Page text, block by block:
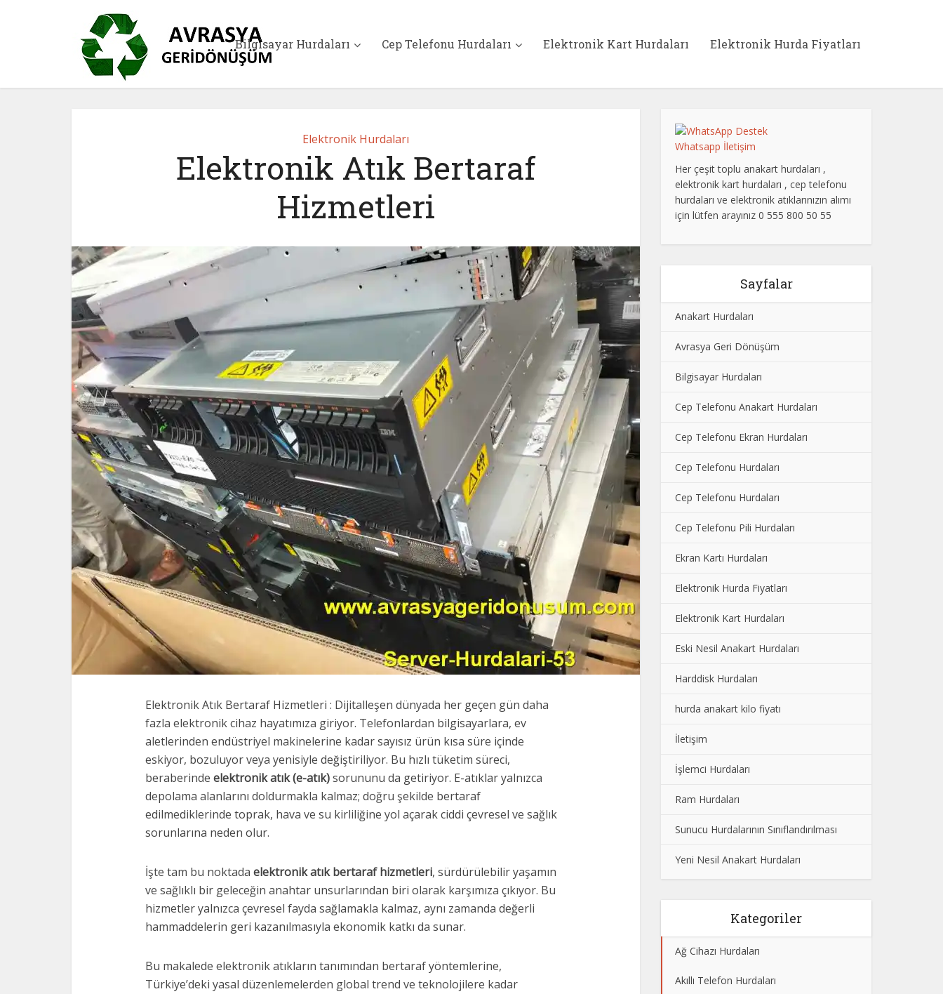
Bilgisayar Hurdaları Cep Telefonu Hurdaları Elektronik Kart Hurdaları Elektronik Hurda Fiyatları
Elektronik Hurdaları
Elektronik Atık Bertaraf
Hizmetleri
Elektronik Atık Bertaraf Hizmetleri : Dijitalleşen dünyada her geçen gün daha
fazla elektronik cihaz hayatımıza giriyor. Telefonlardan bilgisayarlara, ev
aletlerinden endüstriyel makinelerine kadar sayısız ürün kısa süre içinde
eskiyor, bozuluyor veya yenisiyle değiştiriliyor. Bu hızlı tüketim süreci,
beraberinde elektronik atık (e-atık)sorununu da getiriyor. E-atıklar yalnızca
depolama alanlarını doldurmakla kalmaz; doğru şekilde bertaraf
edilmediklerinde toprak, hava ve su kirliliğine yol açarak ciddi çevresel ve sağlık
sorunlarına neden olur.
İşte tam bu noktada elektronik atık bertaraf hizmetleri, sürdürülebilir yaşamın
ve sağlıklı bir geleceğin anahtar unsurlarından biri olarak karşımıza çıkıyor. Bu
hizmetler yalnızca çevresel fayda sağlamakla kalmaz, aynı zamanda değerli
hammaddelerin geri kazanılmasıyla ekonomik katkı da sunar.
Bu makalede elektronik atıkların tanımından bertaraf yöntemlerine,
Türkiye’deki yasal düzenlemelerden global trend ve teknolojilere kadar
Whatsapp İletişim
Her çeşit toplu anakart hurdaları ,
elektronik kart hurdaları , cep telefonu
hurdaları ve elektronik atıklarınızın alımı
için lütfen arayınız 0 555 800 50 55
Sayfalar
Anakart Hurdaları
Avrasya Geri Dönüşüm
Bilgisayar Hurdaları
Cep Telefonu Anakart Hurdaları
Cep Telefonu Ekran Hurdaları
Cep Telefonu Hurdaları
Cep Telefonu Hurdaları
Cep Telefonu Pili Hurdaları
Ekran Kartı Hurdaları
Elektronik Hurda Fiyatları
Elektronik Kart Hurdaları
Eski Nesil Anakart Hurdaları
Harddisk Hurdaları
hurda anakart kilo fiyatı
İletişim
İşlemci Hurdaları
Ram Hurdaları
Sunucu Hurdalarının Sınıflandırılması
Yeni Nesil Anakart Hurdaları
Kategoriler
Ağ Cihazı Hurdaları
Akıllı Telefon Hurdaları